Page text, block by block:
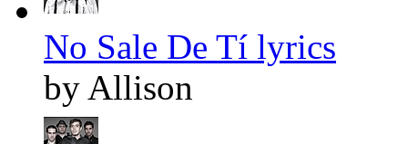
No Sale De Tí lyrics
by Allison